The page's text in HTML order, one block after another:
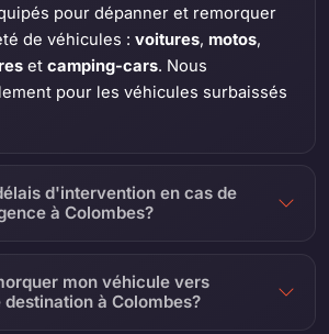
pour dépanner et remorquer
de véhicules :voitures, motos,
etcamping-cars. Nous
pour les véhicules surbaissés
d'intervention en cas de
à Colombes?
mon véhicule vers
à Colombes?